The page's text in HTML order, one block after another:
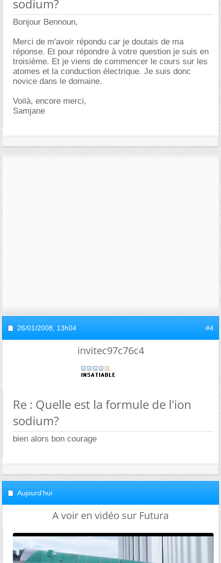
sodium?
Bonjour Bennoun,
Merci de m'avoir répondu car je doutais de ma
réponse. Et pour répondre à votre question je suis en
troisième. Et je viens de commencer le cours sur les
atomes et la conduction électrique. Je suis donc
novice dans le domaine.
Voilà, encore merci,
Samjane
26/01/2008, 13h04 #4
invitec97c76c4
Re : Quelle est la formule de l'ion
sodium?
bien alors bon courage
Aujourd'hui
A voir en vidéo sur Futura